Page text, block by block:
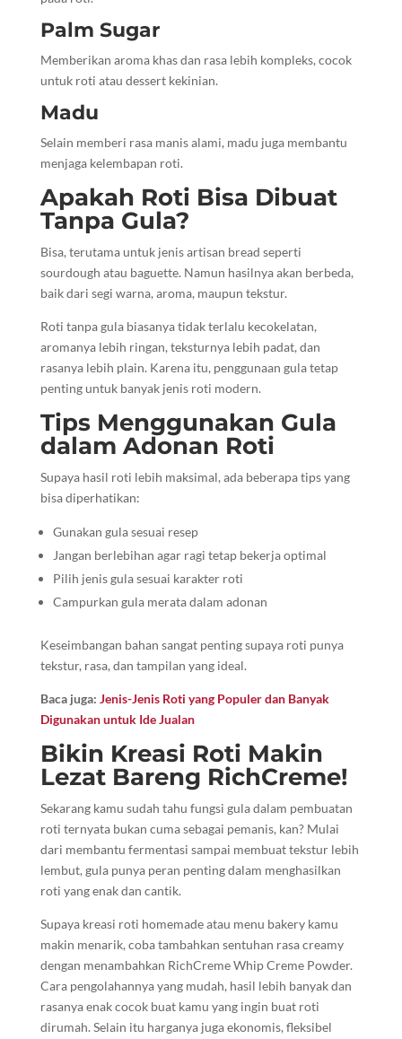
Palm Sugar
Memberikan aroma khas dan rasa lebih kompleks, cocok
untuk roti atau dessert kekinian.
Madu
Selain memberi rasa manis alami, madu juga membantu
menjaga kelembapan roti.
Apakah Roti Bisa Dibuat
Tanpa Gula?
Bisa, terutama untuk jenis artisan bread seperti
sourdough atau baguette. Namun hasilnya akan berbeda,
baik dari segi warna, aroma, maupun tekstur.
Roti tanpa gula biasanya tidak terlalu kecokelatan,
aromanya lebih ringan, teksturnya lebih padat, dan
rasanya lebih plain. Karena itu, penggunaan gula tetap
penting untuk banyak jenis roti modern.
Tips Menggunakan Gula
dalam Adonan Roti
Supaya hasil roti lebih maksimal, ada beberapa tips yang
bisa diperhatikan:
Gunakan gula sesuai resep
Jangan berlebihan agar ragi tetap bekerja optimal
Pilih jenis gula sesuai karakter roti
Campurkan gula merata dalam adonan
Keseimbangan bahan sangat penting supaya roti punya
tekstur, rasa, dan tampilan yang ideal.
Baca juga: Jenis-Jenis Roti yang Populer dan Banyak
Digunakan untuk Ide Jualan
Bikin Kreasi Roti Makin
Lezat Bareng RichCreme!
Sekarang kamu sudah tahu fungsi gula dalam pembuatan
roti ternyata bukan cuma sebagai pemanis, kan? Mulai
dari membantu fermentasi sampai membuat tekstur lebih
lembut, gula punya peran penting dalam menghasilkan
roti yang enak dan cantik.
Supaya kreasi roti homemade atau menu bakery kamu
makin menarik, coba tambahkan sentuhan rasa creamy
dengan menambahkan RichCreme Whip Creme Powder.
Cara pengolahannya yang mudah, hasil lebih banyak dan
rasanya enak cocok buat kamu yang ingin buat roti
dirumah. Selain itu harganya juga ekonomis, fleksibel